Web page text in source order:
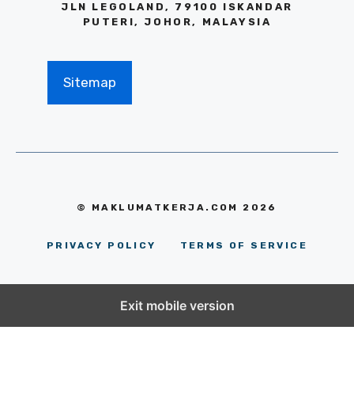
JLN LEGOLAND, 79100 ISKANDAR
PUTERI, JOHOR, MALAYSIA
Sitemap
© MAKLUMATKERJA.COM 2026
PRIVACY POLICY TERMS OF SERVICE
Exit mobile version